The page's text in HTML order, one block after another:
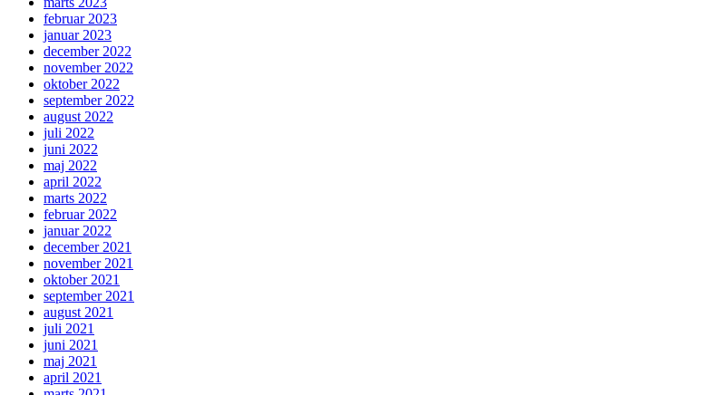
februar 2023
januar 2023
december 2022
november 2022
oktober 2022
september 2022
august 2022
juli 2022
juni 2022
maj 2022
april 2022
marts 2022
februar 2022
januar 2022
december 2021
november 2021
oktober 2021
september 2021
august 2021
juli 2021
juni 2021
maj 2021
april 2021